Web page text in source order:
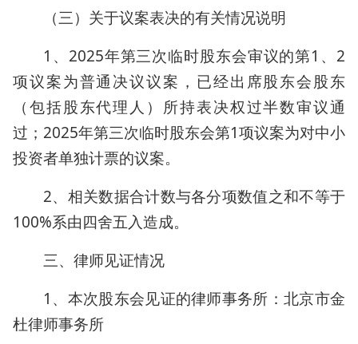
（三）关于议案表决的有关情况说明
1、2025年第三次临时股东会审议的第1、2
项议案为普通决议议案，已经出席股东会股东
（包括股东代理人）所持表决权过半数审议通
过；2025年第三次临时股东会第1项议案为对中小
投资者单独计票的议案。
2、相关数据合计数与各分项数值之和不等于
100%系由四舍五入造成。
三、律师见证情况
1、本次股东会见证的律师事务所：北京市金
杜律师事务所